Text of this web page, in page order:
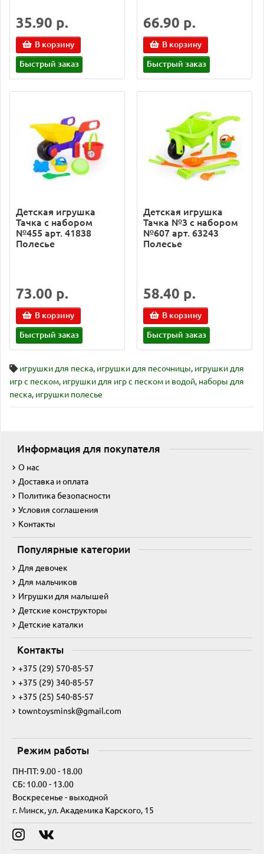
35.90 р.
В корзину
Быстрый заказ
66.90 р.
В корзину
Быстрый заказ
Детская игрушка
Тачка с набором
№455 арт. 41838
Полесье
73.00 р.
В корзину
Быстрый заказ
Детская игрушка
Тачка №3 с набором
№607 арт. 63243
Полесье
58.40 р.
В корзину
Быстрый заказ
игрушки для песка, игрушки для песочницы, игрушки для
игр с песком, игрушки для игр с песком и водой, наборы для
песка, игрушки полесье
Информация для покупателя
О нас
Доставка и оплата
Политика безопасности
Условия соглашения
Контакты
Популярные категории
Для девочек
Для мальчиков
Игрушки для малышей
Детские конструкторы
Детские каталки
Контакты
+375 (29) 570-85-57
+375 (29) 340-85-57
+375 (25) 540-85-57
towntoysminsk@gmail.com
Режим работы
ПН-ПТ: 9.00 - 18.00
СБ: 10.00 - 13.00
Воскресенье - выходной
г. Минск, ул. Академика Карского, 15